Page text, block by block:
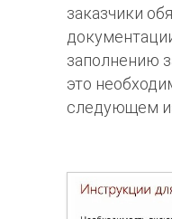
заказчики
заполнению
это
следующем